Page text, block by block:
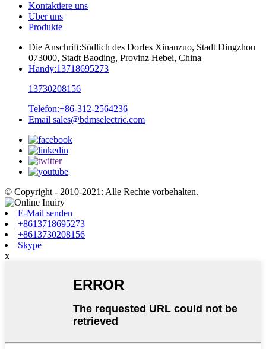
Kontaktiere uns
Über uns
Produkte
Die Anschrift:Südlich des Dorfes Xinanzuo, Stadt Dingzhou
073000, Stadt Baoding, Provinz Hebei, China
Handy:13718695273
13730208156
Telefon:+86-312-2564236
Email sales@bdmselectric.com
© Copyright - 2010-2021: Alle Rechte vorbehalten.
E-Mail senden
+8613718695273
+8613730208156
Skype
x